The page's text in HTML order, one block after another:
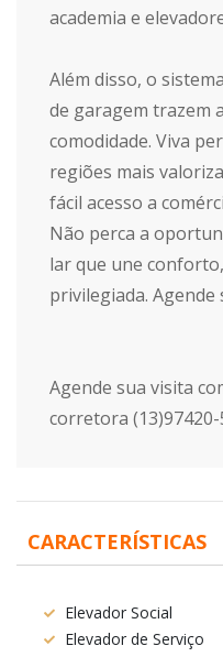
academia e
Além disso, o
de garagem trazem
comodidade. Viva
regiões mais
fácil acesso a
Não perca a
lar que une
privilegiada.
Agende sua visita
corretora (13)97420-
CARACTERÍSTICAS
Elevador Social
Elevador de Serviço